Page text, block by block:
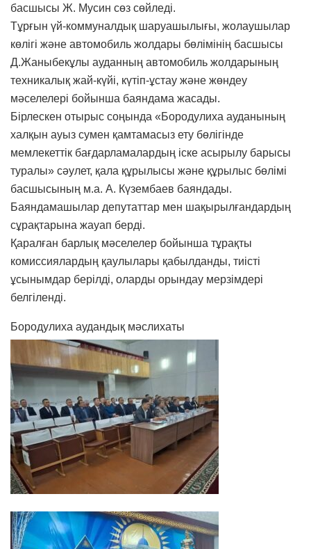
басшысы Ж. Мусин сөз сөйледі.
Тұрғын үй-коммуналдық шаруашылығы, жолаушылар
көлігі және автомобиль жолдары бөлімінің басшысы
Д.Жаныбекұлы ауданның автомобиль жолдарының
техникалық жай-күйі, күтіп-ұстау және жөндеу
мәселелері бойынша баяндама жасады.
Бірлескен отырыс соңында «Бородулиха ауданының
халқын ауыз сумен қамтамасыз ету бөлігінде
мемлекеттік бағдарламалардың іске асырылу барысы
туралы» сәулет, қала құрылысы және құрылыс бөлімі
басшысының м.а. А. Күзембаев баяндады.
Баяндамашылар депутаттар мен шақырылғандардың
сұрақтарына жауап берді.
Қаралған барлық мәселелер бойынша тұрақты
комиссиялардың қаулылары қабылданды, тиісті
ұсынымдар берілді, оларды орындау мерзімдері
белгіленді.
Бородулиха аудандық мәслихаты